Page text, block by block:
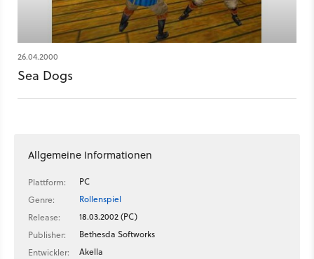
26.04.2000
Sea Dogs
Allgemeine Informationen
Plattform:
PC
Genre:
Rollenspiel
Release:
18.03.2002 (PC)
Publisher:
Bethesda Softworks
Entwickler:
Akella